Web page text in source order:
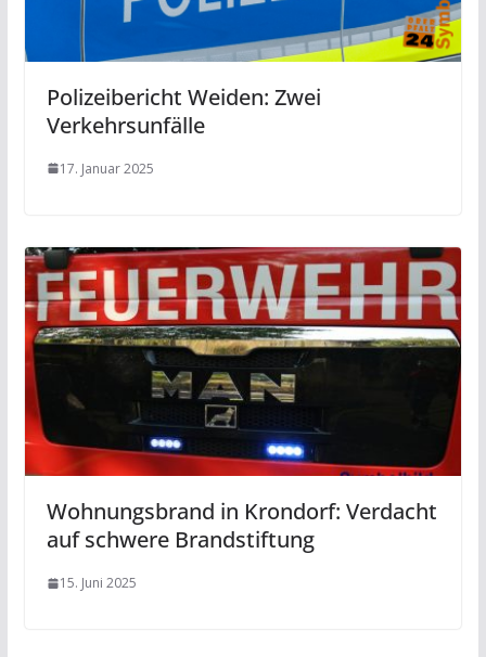
Polizeibericht Weiden: Zwei
Verkehrsunfälle
17. Januar 2025
Wohnungsbrand in Krondorf: Verdacht
auf schwere Brandstiftung
15. Juni 2025